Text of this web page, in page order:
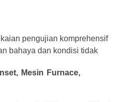
pengujian komprehensif
bahaya dan kondisi tidak
Mesin Furnace,